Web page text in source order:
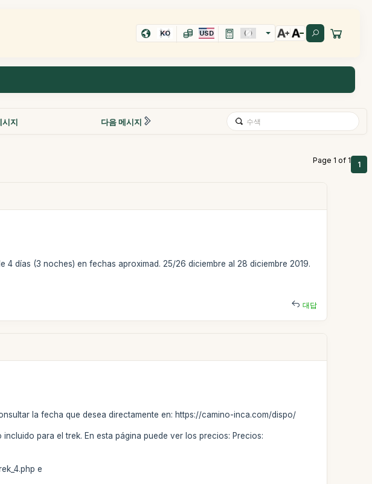
KO USD
시지 다음 메시지
Page 1 of 1 1
días (3 noches) en fechas aproximad. 25/26 diciembre al 28 diciembre 2019.
대답
la fecha que desea directamente en: https://camino-inca.com/dispo/
para el trek. En esta página puede ver los precios: Precios:
e